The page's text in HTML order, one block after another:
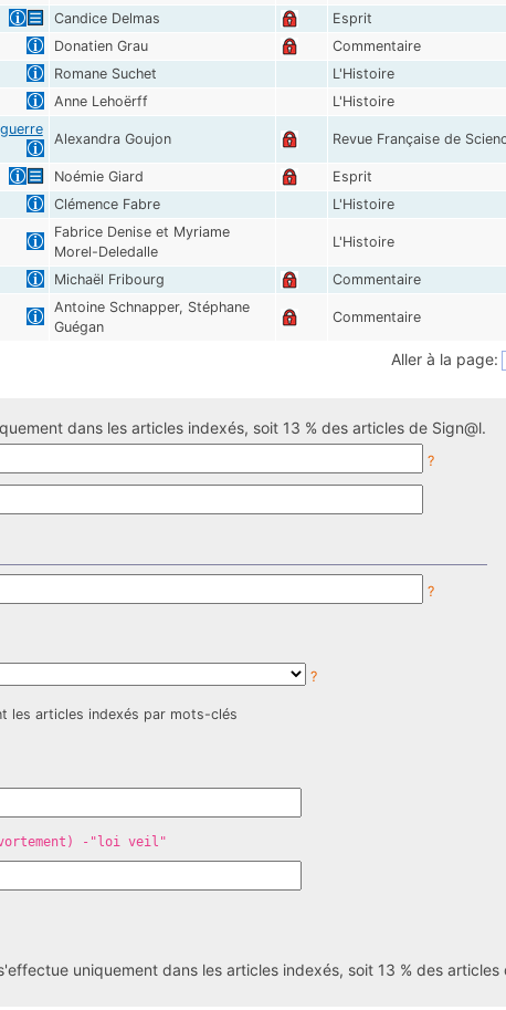
Candice Delmas Esprit
Donatien Grau Commentaire
Romane Suchet L'Histoire
Anne Lehoërff L'Histoire
Alexandra Goujon Revue Française de
Noémie Giard Esprit
Clémence Fabre L'Histoire
Fabrice Denise et Myriame
Morel-Deledalle
L'Histoire
Michaël Fribourg Commentaire
Antoine Schnapper, Stéphane
Guégan
Commentaire
Aller à la page:
dans les articles indexés, soit 13 % des articles de Sign@l.
?
?
?
les articles indexés par mots-clés
-"loi veil"
uniquement dans les articles indexés, soit 13 % des articles